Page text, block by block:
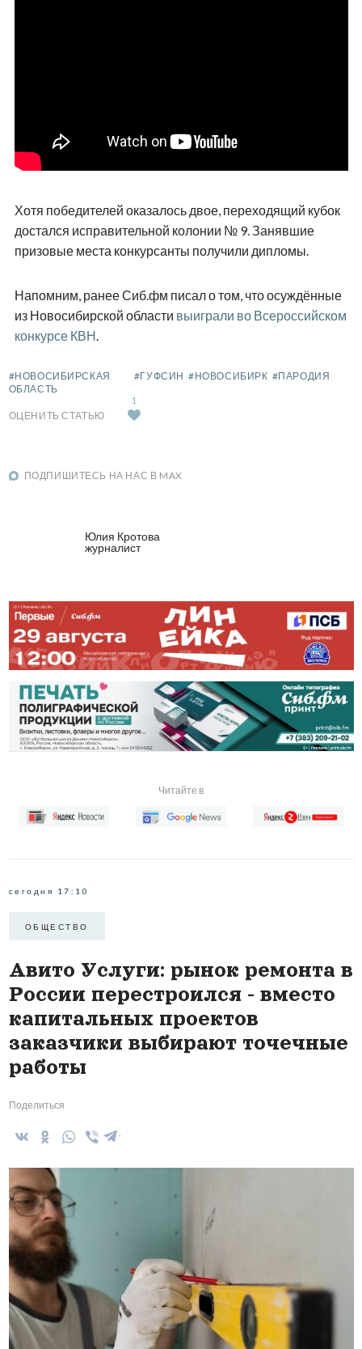
Хотя победителей оказалось двое, переходящий кубок
достался исправительной колонии № 9. Занявшие
призовые места конкурсанты получили дипломы.
Напомним, ранее Сиб.фм писал о том, что осуждённые
из Новосибирской области выиграли во Всероссийском
конкурсе КВН.
#НОВОСИБИРСКАЯ
ОБЛАСТЬ
#ГУФСИН #НОВОСИБИРК #ПАРОДИЯ
ОЦЕНИТЬ СТАТЬЮ
1
ПОДПИШИТЕСЬ НА НАС В MAX
Юлия Кротова
журналист
Читайте в
сегодня 17:10
ОБЩЕСТВО
Авито Услуги: рынок ремонта в
России перестроился - вместо
капитальных проектов
заказчики выбирают точечные
работы
Поделиться